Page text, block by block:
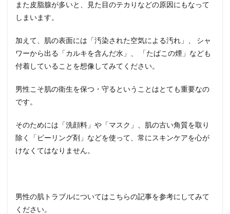
また皮脂腺が多いと、見た目のテカりなどの原因にもなって
しまいます。
加えて、肌の表面には「汚染された空気による汚れ」、 シャ
ワーから出る「カルキを含んだ水」、 「たばこの煙」なども
付着していることを想像してみてください。
男性こそ肌の衛生を保つ・守るということはとても重要なの
です。
そのためには「洗顔料」や「マスク」、肌の古い角質を取り
除く「ピーリング剤」などを使って、常にスキンケアを心が
けなくてはなりません。
男性の肌トラブルについてはこちらの記事を参考にしてみて
ください。